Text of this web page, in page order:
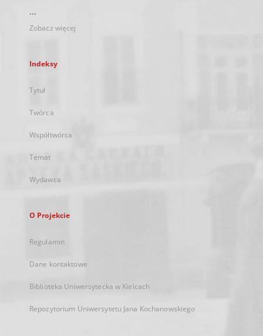
...
Zobacz więcej
Indeksy
Tytuł
Twórca
Współtwórca
Temat
Wydawca
O Projekcie
Regulamin
Dane kontaktowe
Biblioteka Uniwersytecka w Kielcach
Repozytorium Uniwersytetu Jana Kochanowskiego